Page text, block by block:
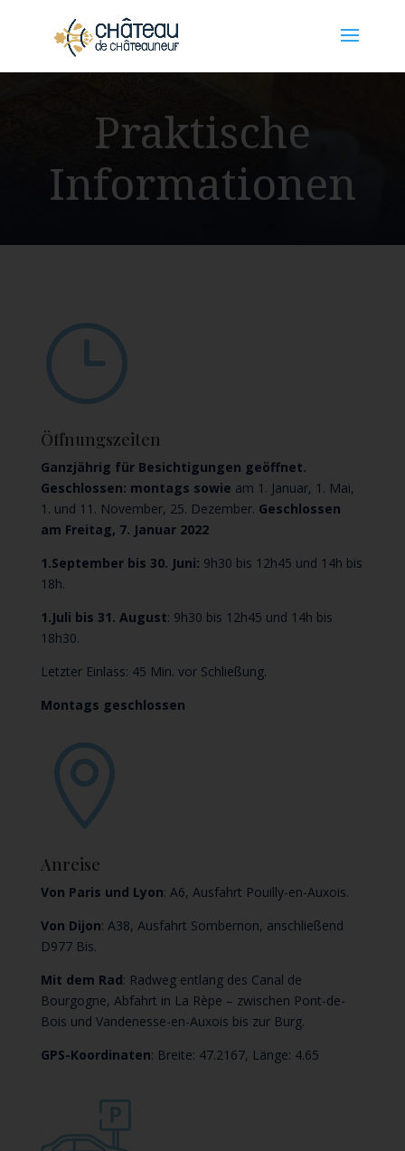
Praktische
Informationen
}
Öffnungszeiten
Ganzjährig für Besichtigungen geöffnet.
Geschlossen: montags sowie am 1. Januar, 1. Mai,
1. und 11. November, 25. Dezember. Geschlossen
am Freitag, 7. Januar 2022
1.September bis 30. Juni: 9h30 bis 12h45 und 14h bis
18h.
1.Juli bis 31. August: 9h30 bis 12h45 und 14h bis
18h30.
Letzter Einlass: 45 Min. vor Schließung.
Montags geschlossen

Anreise
Von Paris und Lyon: A6, Ausfahrt Pouilly-en-Auxois.
Von Dijon: A38, Ausfahrt Sombernon, anschließend
D977 Bis.
Mit dem Rad: Radweg entlang des Canal de
Bourgogne, Abfahrt in La Rèpe – zwischen Pont-de-
Bois und Vandenesse-en-Auxois bis zur Burg.
GPS-Koordinaten: Breite: 47.2167, Länge: 4.65